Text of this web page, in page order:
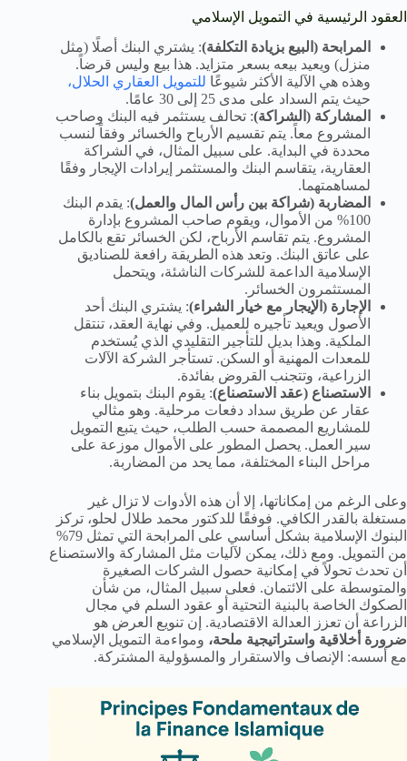
العقود الرئيسية في التمويل الإسلامي
المرابحة (البيع بزيادة التكلفة): يشتري البنك أصلًا (مثل
منزل) ويعيد بيعه بسعر متزايد. هذا بيع وليس قرضاً.
وهذه هي الآلية الأكثر شيوعًا للتمويل العقاري الحلال،
حيث يتم السداد على مدى 25 إلى 30 عامًا.
المشاركة (الشراكة): تحالف يستثمر فيه البنك وصاحب
المشروع معاً. يتم تقسيم الأرباح والخسائر وفقاً لنسب
محددة في البداية. على سبيل المثال، في الشراكة
العقارية، يتقاسم البنك والمستثمر إيرادات الإيجار وفقًا
لمساهمتهما.
المضاربة (شراكة بين رأس المال والعمل): يقدم البنك
100% من الأموال، ويقوم صاحب المشروع بإدارة
المشروع. يتم تقاسم الأرباح، لكن الخسائر تقع بالكامل
على عاتق البنك. وتعد هذه الطريقة رافعة للصناديق
الإسلامية الداعمة للشركات الناشئة، ويتحمل
المستثمرون الخسائر.
الإجارة (الإيجار مع خيار الشراء): يشتري البنك أحد
الأصول ويعيد تأجيره للعميل. وفي نهاية العقد، تنتقل
الملكية. وهذا بديل للتأجير التقليدي الذي يُستخدم
للمعدات المهنية أو السكن. تستأجر الشركة الآلات
الزراعية، وتتجنب القروض بفائدة.
الاستصناع (عقد الاستصناع): يقوم البنك بتمويل بناء
عقار عن طريق سداد دفعات مرحلية. وهو مثالي
للمشاريع المصممة حسب الطلب، حيث يتبع التمويل
سير العمل. يحصل المطور على الأموال موزعة على
مراحل البناء المختلفة، مما يحد من المضاربة.
وعلى الرغم من إمكاناتها، إلا أن هذه الأدوات لا تزال غير
مستغلة بالقدر الكافي. فوفقًا للدكتور محمد طلال لحلو، تركز
البنوك الإسلامية بشكل أساسي على المرابحة التي تمثل 79%
من التمويل. ومع ذلك، يمكن لآليات مثل المشاركة والاستصناع
أن تحدث تحولاً في إمكانية حصول الشركات الصغيرة
والمتوسطة على الائتمان. فعلى سبيل المثال، من شأن
الصكوك الخاصة بالبنية التحتية أو عقود السلم في مجال
الزراعة أن تعزز العدالة الاقتصادية. إن تنويع العرض هو
ضرورة أخلاقية واستراتيجية ملحة، ومواءمة التمويل الإسلامي
مع أسسه: الإنصاف والاستقرار والمسؤولية المشتركة.